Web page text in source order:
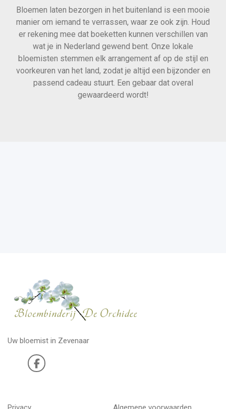
Bloemen laten bezorgen in het buitenland is een mooie
manier om iemand te verrassen, waar ze ook zijn. Houd
er rekening mee dat boeketten kunnen verschillen van
wat je in Nederland gewend bent. Onze lokale
bloemisten stemmen elk arrangement af op de stijl en
voorkeuren van het land, zodat je altijd een bijzonder en
passend cadeau stuurt. Een gebaar dat overal
gewaardeerd wordt!
Uw bloemist in Zevenaar